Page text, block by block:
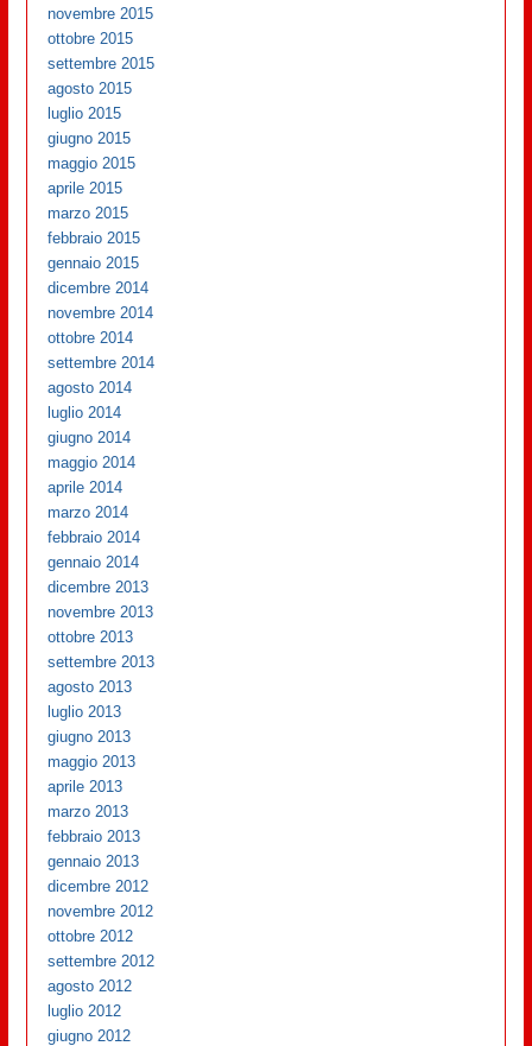
novembre 2015
ottobre 2015
settembre 2015
agosto 2015
luglio 2015
giugno 2015
maggio 2015
aprile 2015
marzo 2015
febbraio 2015
gennaio 2015
dicembre 2014
novembre 2014
ottobre 2014
settembre 2014
agosto 2014
luglio 2014
giugno 2014
maggio 2014
aprile 2014
marzo 2014
febbraio 2014
gennaio 2014
dicembre 2013
novembre 2013
ottobre 2013
settembre 2013
agosto 2013
luglio 2013
giugno 2013
maggio 2013
aprile 2013
marzo 2013
febbraio 2013
gennaio 2013
dicembre 2012
novembre 2012
ottobre 2012
settembre 2012
agosto 2012
luglio 2012
giugno 2012